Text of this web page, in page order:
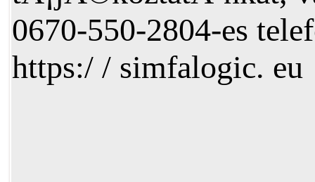
0670-550-2804-es
https:/ / simfalogic. eu